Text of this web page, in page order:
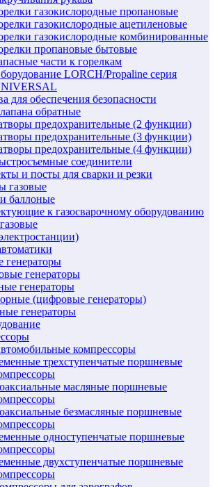
газокислородные пропановые
газокислородные ацетиленовые
газокислородные комбинированные
пропановые бытовые
части к горелкам
LORCH/Propaline серия
для обеспечения безопасности
обратные
предохранительные (2 функции)
предохранительные (3 функции)
предохранительные (4 функции)
соединители
и посты для сварки и резки
газовые
баллоные
к газосварочному оборудованию
генераторы
генераторы
генераторы
(цифровые генераторы)
генераторы
компрессоры
трехступенчатые поршневые
масляные поршневые
безмасляные поршневые
одноступенчатые поршневые
двухступенчатые поршневые